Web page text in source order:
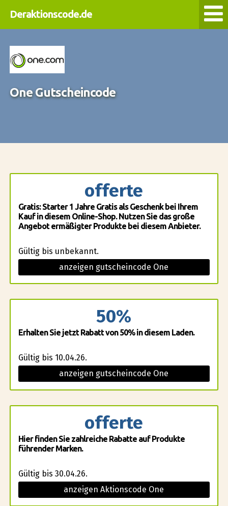
Deraktionscode.de
One Gutscheincode
offerte
Gratis: Starter 1 Jahre Gratis als Geschenk bei Ihrem
Kauf in diesem Online-Shop. Nutzen Sie das große
Angebot ermäßigter Produkte bei diesem Anbieter.
Gültig bis unbekannt.
anzeigen gutscheincode One
50%
Erhalten Sie jetzt Rabatt von 50% in diesem Laden.
Gültig bis 10.04.26.
anzeigen gutscheincode One
offerte
Hier finden Sie zahlreiche Rabatte auf Produkte
führender Marken.
Gültig bis 30.04.26.
anzeigen Aktionscode One